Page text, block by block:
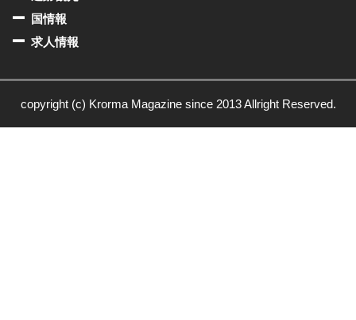
国情報
求人情報
copyright (c) Krorma Magazine since 2013 Allright Reserved.